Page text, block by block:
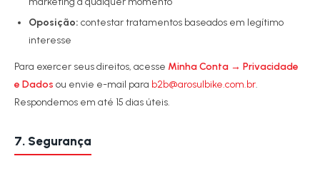
Oposição: contestar tratamentos baseados em legítimo
interesse
Para exercer seus direitos, acesse Minha Conta → Privacidade
e Dados ou envie e-mail para b2b@arosulbike.com.br.
Respondemos em até 15 dias úteis.
7. Segurança